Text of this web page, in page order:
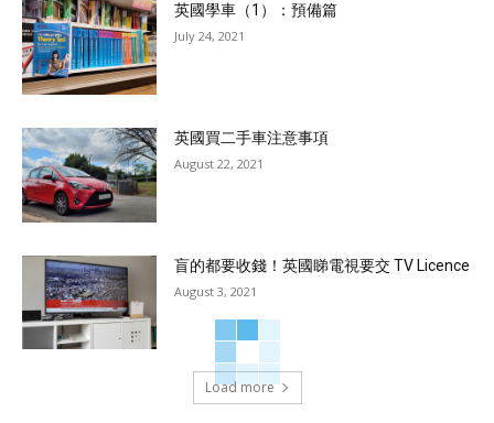
英國學車（1）：預備篇
July 24, 2021
英國買二手車注意事項
August 22, 2021
盲的都要收錢！英國睇電視要交 TV Licence
August 3, 2021
Load more